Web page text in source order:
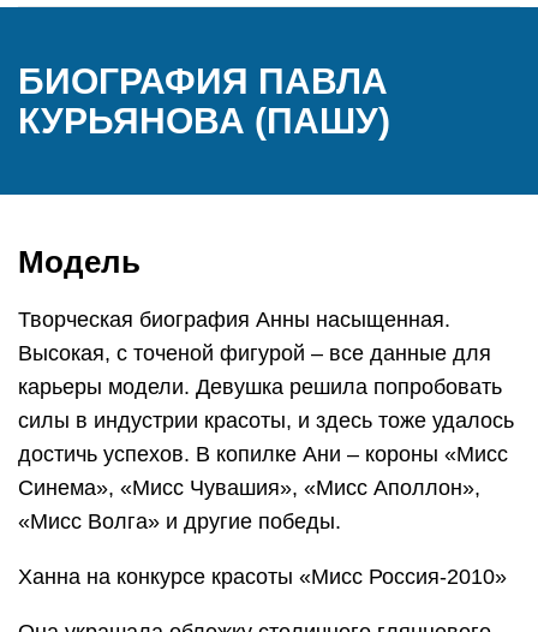
БИОГРАФИЯ ПАВЛА
КУРЬЯНОВА (ПАШУ)
Модель
Творческая биография Анны насыщенная.
Высокая, с точеной фигурой – все данные для
карьеры модели. Девушка решила попробовать
силы в индустрии красоты, и здесь тоже удалось
достичь успехов. В копилке Ани – короны «Мисс
Синема», «Мисс Чувашия», «Мисс Аполлон»,
«Мисс Волга» и другие победы.
Ханна на конкурсе красоты «Мисс Россия-2010»